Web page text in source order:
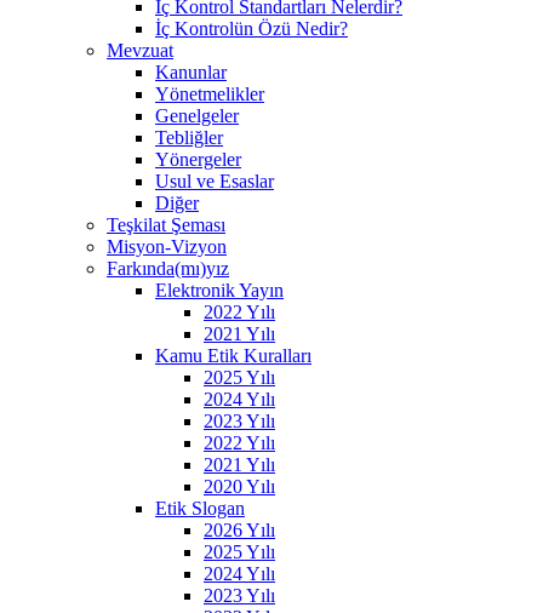
İç Kontrol Standartları Nelerdir?
İç Kontrolün Özü Nedir?
Mevzuat
Kanunlar
Yönetmelikler
Genelgeler
Tebliğler
Yönergeler
Usul ve Esaslar
Diğer
Teşkilat Şeması
Misyon-Vizyon
Farkında(mı)yız
Elektronik Yayın
2022 Yılı
2021 Yılı
Kamu Etik Kuralları
2025 Yılı
2024 Yılı
2023 Yılı
2022 Yılı
2021 Yılı
2020 Yılı
Etik Slogan
2026 Yılı
2025 Yılı
2024 Yılı
2023 Yılı